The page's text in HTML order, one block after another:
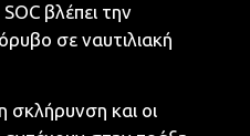
βλέπει την
σε ναυτιλιακή
σκλήρυνση και οι